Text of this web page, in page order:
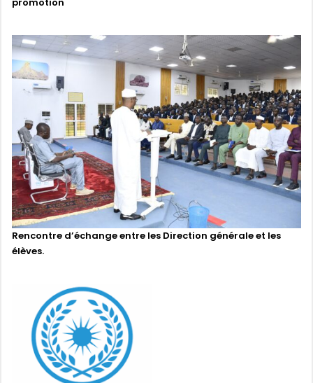
Rencontre d’échange entre les Direction générale et les
élèves.